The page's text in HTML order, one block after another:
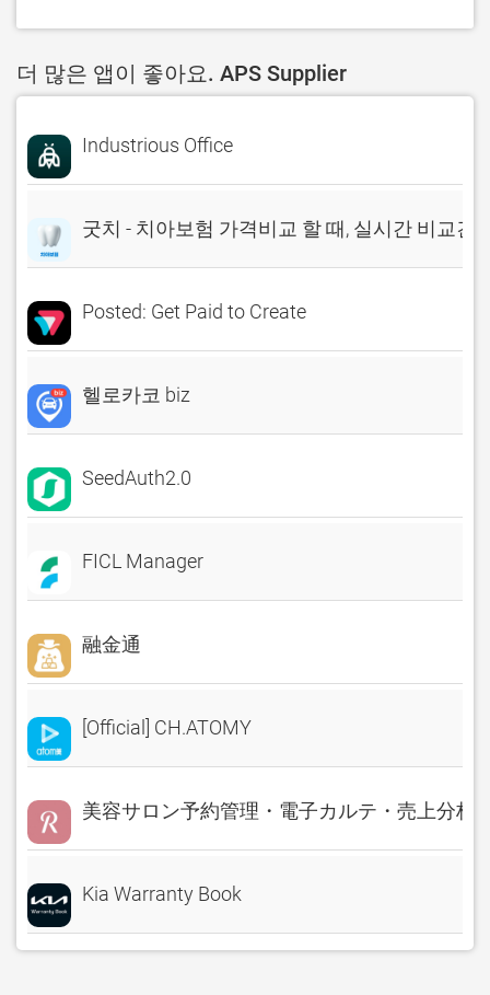
더 많은 앱이 좋아요. APS Supplier
Industrious Office
굿치 - 치아보험 가격비교 할 때, 실시간 비교견
Posted: Get Paid to Create
헬로카코 biz
SeedAuth2.0
FICL Manager
融金通
[Official] CH.ATOMY
美容サロン予約管理・電子カルテ・売上分析
Kia Warranty Book